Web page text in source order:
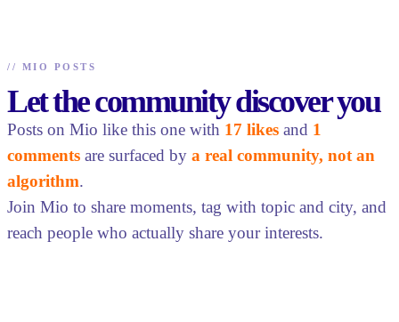
// MIO POSTS
Let the community discover you
Posts on Mio like this one with 17 likes and 1
comments are surfaced by a real community, not an
algorithm.
Join Mio to share moments, tag with topic and city, and
reach people who actually share your interests.